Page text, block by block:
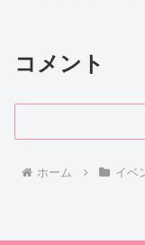
コメント
ホーム イベ